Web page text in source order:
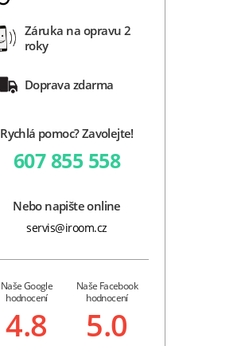
Záruka na opravu 2
roky
Doprava zdarma
Rychlá pomoc? Zavolejte!
607 855 558
Nebo napište online
servis@iroom.cz
Naše Google
hodnocení
4.8
Naše Facebook
hodnocení
5.0